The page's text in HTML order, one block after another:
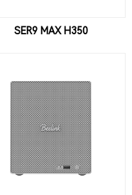
SER9 MAX H350